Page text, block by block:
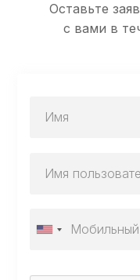
Оставьте
с вами в